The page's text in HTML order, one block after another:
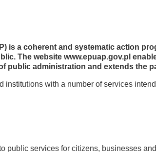
is a coherent and systematic action
The website www.epuap.gov.pl
public administration and extends the
with a number of services
public services for citizens, businesses